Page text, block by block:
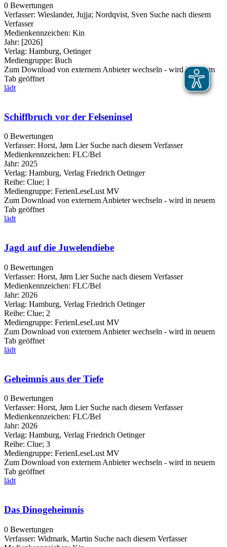
0 Bewertungen
Verfasser: Wieslander, Jujja; Nordqvist, Sven Suche nach diesem
Verfasser
Medienkennzeichen: Kin
Jahr: [2026]
Verlag: Hamburg, Oetinger
Mediengruppe: Buch
Zum Download von externem Anbieter wechseln - wird in neuem
Tab geöffnet
lädt
Schiffbruch vor der Felseninsel
0 Bewertungen
Verfasser: Horst, Jørn Lier Suche nach diesem Verfasser
Medienkennzeichen: FLC/Bel
Jahr: 2025
Verlag: Hamburg, Verlag Friedrich Oetinger
Reihe: Clue; 1
Mediengruppe: FerienLeseLust MV
Zum Download von externem Anbieter wechseln - wird in neuem
Tab geöffnet
lädt
Jagd auf die Juwelendiebe
0 Bewertungen
Verfasser: Horst, Jørn Lier Suche nach diesem Verfasser
Medienkennzeichen: FLC/Bel
Jahr: 2026
Verlag: Hamburg, Verlag Friedrich Oetinger
Reihe: Clue; 2
Mediengruppe: FerienLeseLust MV
Zum Download von externem Anbieter wechseln - wird in neuem
Tab geöffnet
lädt
Geheimnis aus der Tiefe
0 Bewertungen
Verfasser: Horst, Jørn Lier Suche nach diesem Verfasser
Medienkennzeichen: FLC/Bel
Jahr: 2026
Verlag: Hamburg, Verlag Friedrich Oetinger
Reihe: Clue; 3
Mediengruppe: FerienLeseLust MV
Zum Download von externem Anbieter wechseln - wird in neuem
Tab geöffnet
lädt
Das Dinogeheimnis
0 Bewertungen
Verfasser: Widmark, Martin Suche nach diesem Verfasser